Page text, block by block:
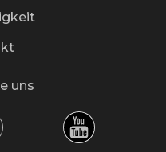
uns